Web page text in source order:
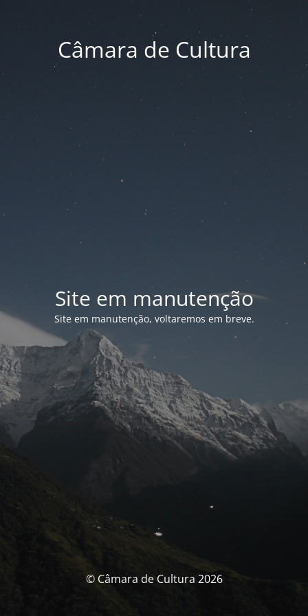
Câmara de Cultura
Site em manutenção
Site em manutenção, voltaremos em breve.
© Câmara de Cultura 2026